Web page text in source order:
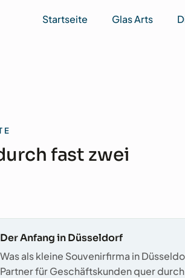
Startseite Glas Arts
fast zwei
Der Anfang in Düsseldorf
Was als kleine Souvenirfirma in
Partner für Geschäftskunden quer